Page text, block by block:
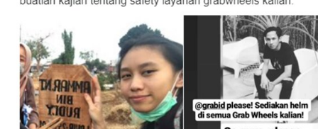
DNS Server Gojek Driver Terbaru 2026: Panduan Lengkap DNS
Server Gojek Terbaru dan IP Server GoPartner Gojek
Friday, 7 August